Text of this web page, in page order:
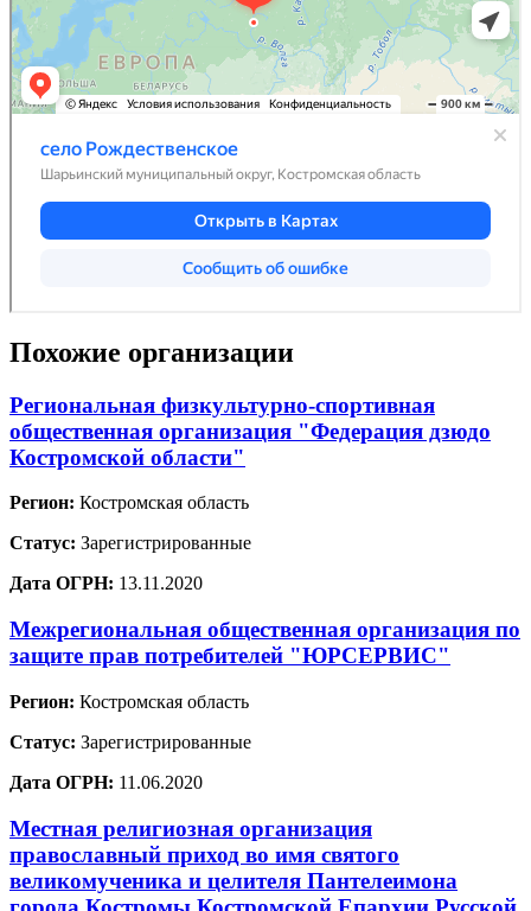
Похожие организации
Региональная физкультурно-спортивная
общественная организация "Федерация дзюдо
Костромской области"
Регион: Костромская область
Статус: Зарегистрированные
Дата ОГРН: 13.11.2020
Межрегиональная общественная организация по
защите прав потребителей "ЮРСЕРВИС"
Регион: Костромская область
Статус: Зарегистрированные
Дата ОГРН: 11.06.2020
Местная религиозная организация
православный приход во имя святого
великомученика и целителя Пантелеимона